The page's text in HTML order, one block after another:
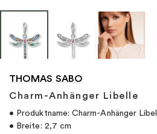
THOMAS SABO
Charm-Anhänger Libelle
• Produktname: Charm-Anhänger
• Breite: 2,7 cm